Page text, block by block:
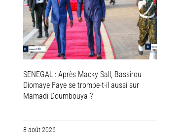
SENEGAL : Après Macky Sall, Bassirou
Diomaye Faye se trompe-t-il aussi sur
Mamadi Doumbouya ?
8 août 2026